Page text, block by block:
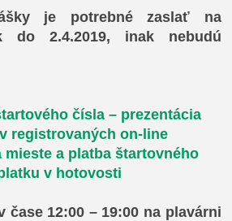
je potrebné zaslať na
do 2.4.2019, inak nebudú
čísla – prezentácia
registrovaných on-line
mieste a platba štartovného
v hotovosti
čase 12:00 – 19:00 na plavárni